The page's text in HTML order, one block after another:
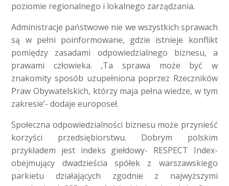
poziomie regionalnego i lokalnego zarządzania.
Administracje państwowe nie we wszystkich sprawach
są w pełni poinformowane, gdzie istnieje konflikt
pomiędzy zasadami odpowiedzialnego biznesu, a
prawami człowieka. ‚Ta sprawa może być w
znakomity sposób uzupełniona poprzez Rzeczników
Praw Obywatelskich, którzy maja pełna wiedze, w tym
zakresie’- dodaje europoseł.
Społeczna odpowiedzialności biznesu może przynieść
korzyści przedsiębiorstwu. Dobrym polskim
przykładem jest indeks giełdowy- RESPECT Index-
obejmujący dwadzieścia spółek z warszawskiego
parkietu działających zgodnie z najwyższymi